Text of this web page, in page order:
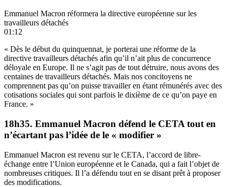
Emmanuel Macron réformera la directive européenne sur les
travailleurs détachés
01:12
« Dès le début du quinquennat, je porterai une réforme de la
directive travailleurs détachés afin qu’il n’ait plus de concurrence
déloyale en Europe. Il ne s’agit pas de tout détruire, nous avons des
centaines de travailleurs détachés. Mais nos concitoyens ne
comprennent pas qu’on puisse travailler en étant rémunérés avec des
cotisations sociales qui sont parfois le dixième de ce qu’on paye en
France. »
18h35. Emmanuel Macron défend le CETA tout en
n’écartant pas l’idée de le « modifier »
Emmanuel Macron est revenu sur le CETA, l’accord de libre-
échange entre l’Union européenne et le Canada, qui a fait l’objet de
nombreuses critiques. Il l’a défendu tout en se disant prêt à proposer
des modifications.